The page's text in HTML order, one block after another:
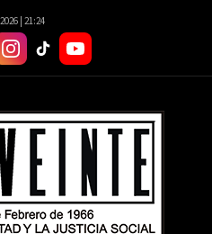
| 21:24